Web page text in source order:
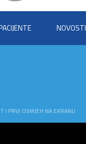
NOVOSTI
I PRVI OSMJEH NA EKRANU